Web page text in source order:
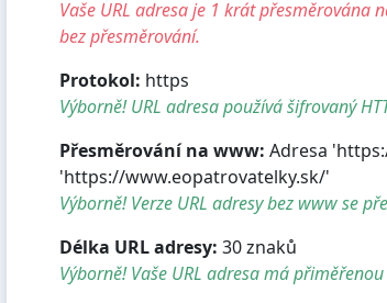
Vaše URL adresa je 1 krát přesměrována
bez přesměrování.
Protokol: https
Výborně! URL adresa používá šifrovaný
Přesměrování na www: Adresa
'https://www.eopatrovatelky.sk/'
Výborně! Verze URL adresy bez www se
Délka URL adresy: 30 znaků
Výborně! Vaše URL adresa má